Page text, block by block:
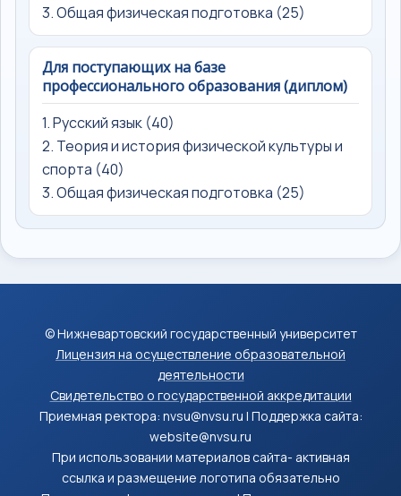
3. Общая физическая подготовка (25)
Для поступающих на базе
профессионального образования (диплом)
1. Русский язык (40)
2. Теория и история физической культуры и
спорта (40)
3. Общая физическая подготовка (25)
© Нижневартовский государственный университет
Лицензия на осуществление образовательной
деятельности
Свидетельство о государственной аккредитации
Приемная ректора: nvsu@nvsu.ru | Поддержка сайта:
website@nvsu.ru
При использовании материалов сайта- активная
ссылка и размещение логотипа обязательно